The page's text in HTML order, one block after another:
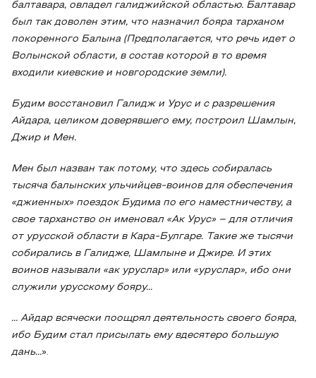
балтавара, овладел галиджийской областью. Балтавар
был так доволен этим, что назначил бояра тарханом
покоренного Балына (Предполагается, что речь идет о
Волынской области, в состав которой в то время
входили киевские и новгородские земли).
Будим восстановил Галидж и Урус и с разрешения
Айдара, целиком доверявшего ему, построил Шамлын,
Джир и Мен.
Мен был назван так потому, что здесь собиралась
тысяча балынских ульчийцев-воинов для обеспечения
«джиенных» поездок Будима по его наместничеству, а
свое тарханство он именовал «Ак Урус» – для отличия
от урусской области в Кара-Булгаре. Такие же тысячи
собирались в Галидже, Шамлыне и Джире. И этих
воинов называли «ак уруслар» или «уруслар», ибо они
служили урусскому бояру...
… Айдар всячески поощрял деятельность своего бояра,
ибо Будим стал присылать ему вдесятеро большую
дань...».